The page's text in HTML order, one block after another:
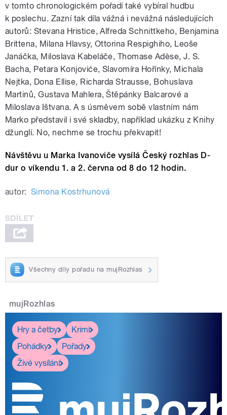
v tomto chronologickém pořadí také vybíral hudbu
k poslechu. Zazní tak díla vážná i nevážná následujících
autorů: Stevana Hristice, Alfreda Schnittkeho, Benjamina
Brittena, Milana Hlavsy, Ottorina Respighiho, Leoše
Janáčka, Miloslava Kabeláče, Thomase Adèse, J. S.
Bacha, Petara Konjoviće, Slavomíra Hořínky, Michala
Nejtka, Dona Ellise, Richarda Strausse, Bohuslava
Martinů, Gustava Mahlera, Štěpánky Balcarové a
Miloslava Ištvana. A s úsměvem sobě vlastním nám
Marko představil i své skladby, například ukázku z Knihy
džunglí. No, nechme se trochu překvapit!
Návštěvu u Marka Ivanoviče vysílá Český rozhlas D-
dur o víkendu 1. a 2. června od 8 do 12 hodin.
autor: Simona Kostrhunová
Všechny díly pořadu na mujRozhlas
mujRozhlas
Hry a četby
Krimi
Pohádky
Pořady
Živé vysílání